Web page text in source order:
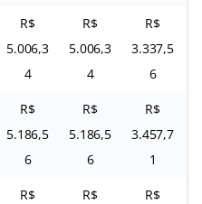
R$
5.006,3
4
R$
5.006,3
4
R$
3.337,5
6
R$
5.186,5
6
R$
5.186,5
6
R$
3.457,7
1
R$
R$
R$